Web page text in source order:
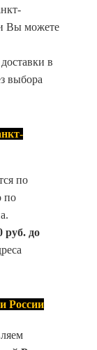
Вы можете
в
выбора
по
по
руб. до
России